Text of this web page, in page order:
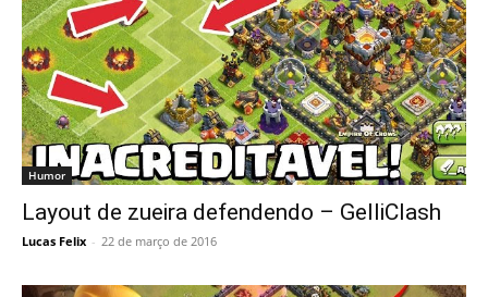
Humor
Layout de zueira defendendo – GelliClash
Lucas Felix - 22 de março de 2016